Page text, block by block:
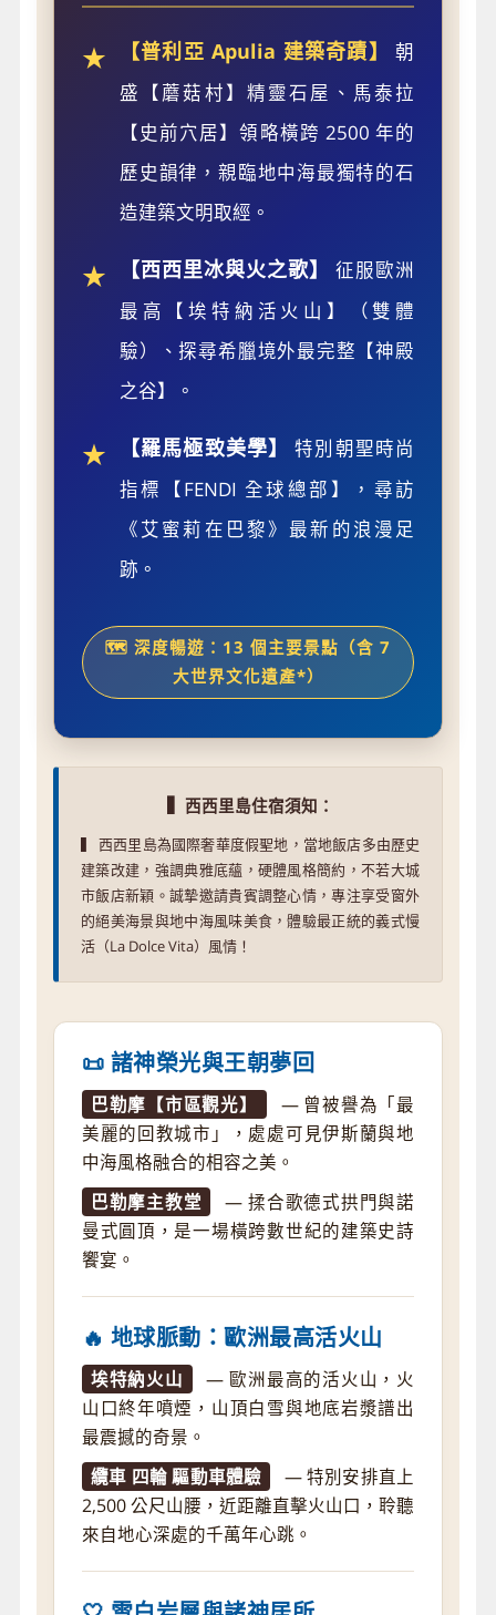
★ 【普利亞 Apulia 建築奇蹟】
朝
盛【蘑菇村】精靈石屋、馬泰拉
【史前穴居】領略橫跨 2500 年的
歷史韻律，親臨地中海最獨特的石
造建築文明取經。
★ 【西西里冰與火之歌】
征服歐洲
最高【埃特納活火山】（雙體
驗）、探尋希臘境外最完整【神殿
之谷】。
★ 【羅馬極致美學】
特別朝聖時尚
指標【FENDI 全球總部】，尋訪
《艾蜜莉在巴黎》最新的浪漫足
跡。
🗺️ 深度暢遊：13 個主要景點（含 7
大世界文化遺產*）
西西里島住宿須知：
▍ 西西里島為國際奢華度假聖地，當地飯店多由歷史
建築改建，強調典雅底蘊，硬體風格簡約，不若大城
市飯店新穎。誠摯邀請貴賓調整心情，專注享受窗外
的絕美海景與地中海風味美食，體驗最正統的義式慢
活（La Dolce Vita）風情！
📜 諸神榮光與王朝夢回
巴勒摩【市區觀光】
— 曾被譽為「最
美麗的回教城市」，處處可見伊斯蘭與地
中海風格融合的相容之美。
巴勒摩主教堂
— 揉合歌德式拱門與諾
曼式圓頂，是一場橫跨數世紀的建築史詩
饗宴。
🔥 地球脈動：歐洲最高活火山
埃特納火山
— 歐洲最高的活火山，火
山口終年噴煙，山頂白雪與地底岩漿譜出
最震撼的奇景。
纜車 四輪 驅動車體驗
— 特別安排直上
2,500 公尺山腰，近距離直擊火山口，聆聽
來自地心深處的千萬年心跳。